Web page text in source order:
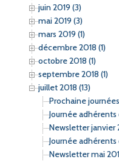
juin 2019 (3)
mai 2019 (3)
mars 2019 (1)
décembre 2018 (1)
octobre 2018 (1)
septembre 2018 (1)
juillet 2018 (13)
Prochaine
Journée
Newsletter janvier
Journée adhérents
Newsletter mai